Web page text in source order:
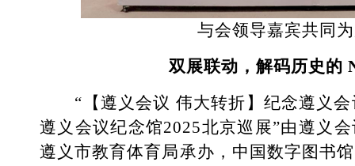
与会领导嘉宾共同
双展联动，解码历史的
“【遵义会议 伟大转折】纪念遵义会
遵义会议纪念馆2025北京巡展”由遵义
遵义市教育体育局承办，中国数字图书